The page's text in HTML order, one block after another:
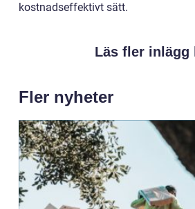
kostnadseffektivt sätt.
Läs fler inlägg
Fler nyheter